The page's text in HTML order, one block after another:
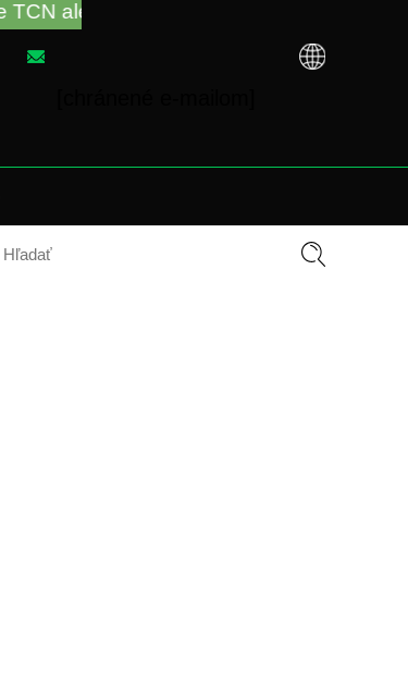
distribútora. Zavolajte nám: +86-